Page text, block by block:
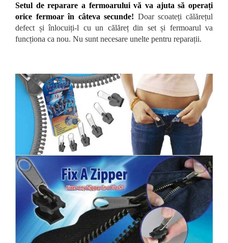
Setul de reparare a fermoarului vă va ajuta să operați
orice fermoar în câteva secunde! Doar scoateți călărețul
defect și înlocuiți-l cu un călăreț din set și fermoarul va
funcționa ca nou. Nu sunt necesare unelte pentru reparații.